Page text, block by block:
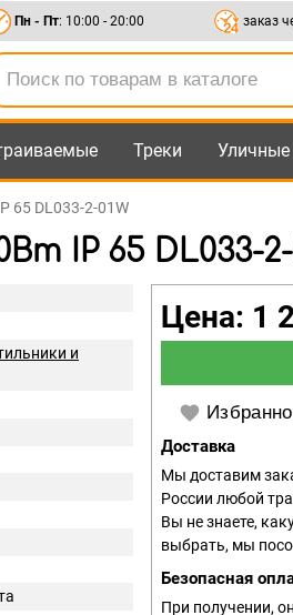
Пн - Пт: 10:00 - 20:00 заказ
Треки Уличные
65 DL033-2-01W
IP 65 DL033-2-
и
Цена: 1
Доставка
Мы доставим
России любой
Вы не знаете,
выбрать, мы
Безопасная
При получении,